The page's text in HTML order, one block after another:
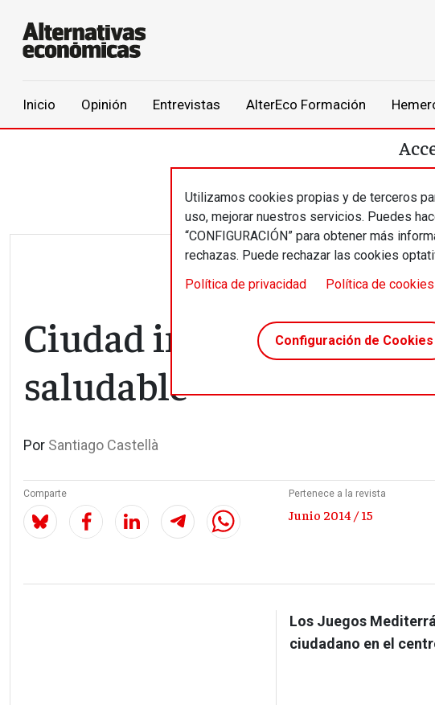
Inicio Opinión Entrevistas AlterEco Formación
Utilizamos cookies propias y de terceros
uso, mejorar nuestros servicios. Puedes
“CONFIGURACIÓN” para obtener más
rechazas. Puede rechazar las cookies
Política de privacidad
Política de cookies
Configuración de Cookies
Ciudad inteligente,
saludable
Por Santiago Castellà
Comparte Pertenece a la revista
Junio 2014 / 15
Los Juegos
ciudadano en el